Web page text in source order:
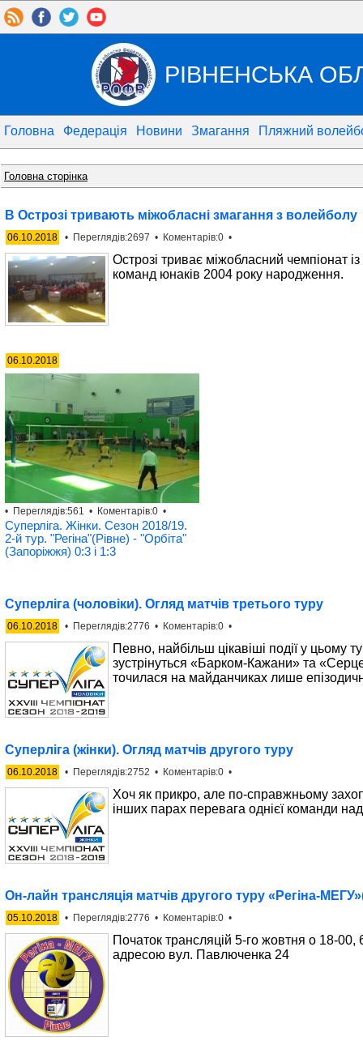
РІВНЕНСЬКА
Головна Федерація Новини Змагання Пляжний
Головна сторінка
В Острозі тривають міжобласні змагання з волейболу
06.10.2018 • Переглядів:2697 • Коментарів:0 •
Острозі триває міжобласний чемпіонат
команд юнаків 2004 року народження.
06.10.2018
• Переглядів:561 • Коментарів:0 •
Суперліга. Жінки. Сезон 2018/19.
2-й тур. "Регіна"(Рівне) - "Орбіта"
(Запоріжжя) 0:3 і 1:3
Суперліга (чоловіки). Огляд матчів третього туру
06.10.2018 • Переглядів:2776 • Коментарів:0 •
Певно, найбільш цікавіші події у цьому
зустрінуться «Барком-Кажани» та
точилася на майданчиках лише
Суперліга (жінки). Огляд матчів другого туру
06.10.2018 • Переглядів:2752 • Коментарів:0 •
Хоч як прикро, але по-справжньому
інших парах перевага однієї команди
Он-лайн трансляція матчів другого туру «Регіна-
05.10.2018 • Переглядів:2776 • Коментарів:0 •
Початок трансляцій 5-го жовтня о 18-
адресою вул. Павлюченка 24